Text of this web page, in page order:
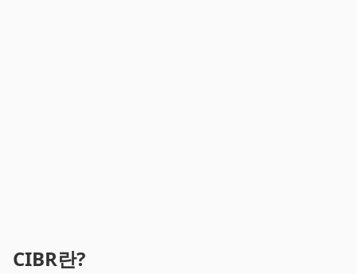
CIBR란?